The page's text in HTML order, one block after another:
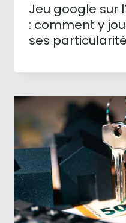
Jeu google sur
: comment y
ses